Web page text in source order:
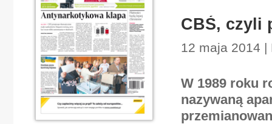
CBŚ, czyli
12 maja 2014 |
W 1989 roku
nazywaną